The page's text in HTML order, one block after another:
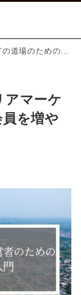
マーケティング入門｜地域密着で会員を増やす方法
アマーケ
を増や